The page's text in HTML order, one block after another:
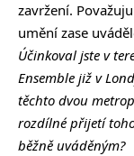
zavržení.
umění zase
Účinkoval jste v
Ensemble již v
těchto dvou
rozdílné přijetí
běžně uváděným?